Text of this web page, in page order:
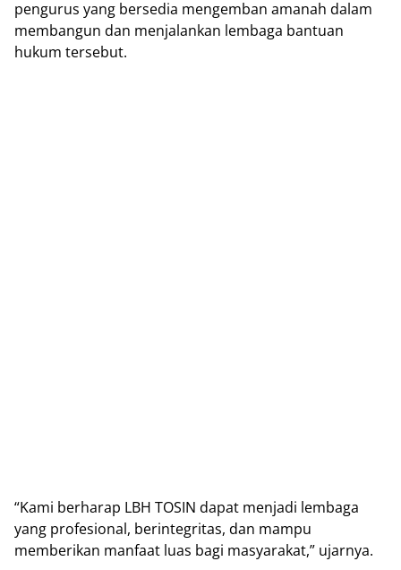
pengurus yang bersedia mengemban amanah dalam
membangun dan menjalankan lembaga bantuan
hukum tersebut.
“Kami berharap LBH TOSIN dapat menjadi lembaga
yang profesional, berintegritas, dan mampu
memberikan manfaat luas bagi masyarakat,” ujarnya.